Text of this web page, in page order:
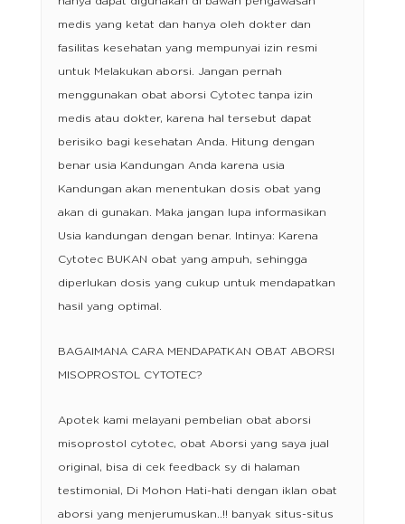
medis yang ketat dan hanya oleh dokter dan
fasilitas kesehatan yang mempunyai izin resmi
untuk Melakukan aborsi. Jangan pernah
menggunakan obat aborsi Cytotec tanpa izin
medis atau dokter, karena hal tersebut dapat
berisiko bagi kesehatan Anda. Hitung dengan
benar usia Kandungan Anda karena usia
Kandungan akan menentukan dosis obat yang
akan di gunakan. Maka jangan lupa informasikan
Usia kandungan dengan benar. Intinya: Karena
Cytotec BUKAN obat yang ampuh, sehingga
diperlukan dosis yang cukup untuk mendapatkan
hasil yang optimal.
BAGAIMANA CARA MENDAPATKAN OBAT ABORSI
MISOPROSTOL CYTOTEC?
Apotek kami melayani pembelian obat aborsi
misoprostol cytotec, obat Aborsi yang saya jual
original, bisa di cek feedback sy di halaman
testimonial, Di Mohon Hati-hati dengan iklan obat
aborsi yang menjerumuskan..!! banyak situs-situs